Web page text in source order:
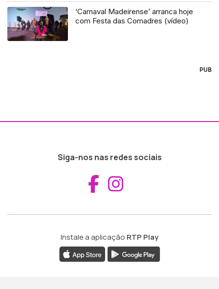
‘Carnaval Madeirense’ arranca hoje
com Festa das Comadres (vídeo)
PUB
Siga-nos nas redes sociais
Aceder ao
Instale a aplicação RTP Play